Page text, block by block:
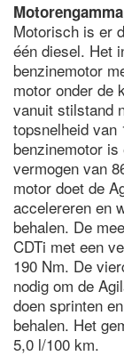
Motorengamma
Motorisch is er
één diesel. Het
benzinemotor
motor onder de
vanuit stilstand
topsnelheid van
benzinemotor
vermogen van
motor doet de
accelereren en
behalen. De
CDTi met een
190 Nm. De
nodig om de
doen sprinten
behalen. Het
5,0 l/100 km.